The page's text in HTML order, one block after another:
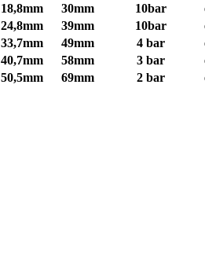
18,8mm 30mm 10bar
24,8mm 39mm 10bar
33,7mm 49mm 4 bar
40,7mm 58mm 3 bar
50,5mm 69mm 2 bar